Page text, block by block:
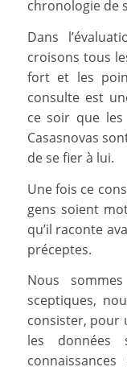
chronologie de
Dans
croisons tous
fort et les
consulte est
ce soir que
Casasnovas
de se fier à lui.
Une fois ce
gens soient
qu’il raconte
préceptes.
Nous
sceptiques,
consister, pour
les données